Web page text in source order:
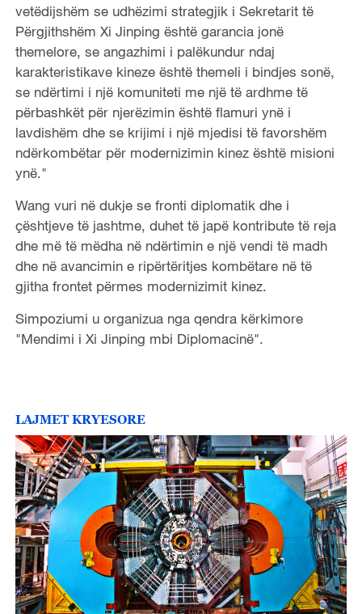
vetëdijshëm se udhëzimi strategjik i Sekretarit të
Përgjithshëm Xi Jinping është garancia jonë
themelore, se angazhimi i palëkundur ndaj
karakteristikave kineze është themeli i bindjes sonë,
se ndërtimi i një komuniteti me një të ardhme të
përbashkët për njerëzimin është flamuri ynë i
lavdishëm dhe se krijimi i një mjedisi të favorshëm
ndërkombëtar për modernizimin kinez është misioni
ynë."
Wang vuri në dukje se fronti diplomatik dhe i
çështjeve të jashtme, duhet të japë kontribute të reja
dhe më të mëdha në ndërtimin e një vendi të madh
dhe në avancimin e ripërtëritjes kombëtare në të
gjitha frontet përmes modernizimit kinez.
Simpoziumi u organizua nga qendra kërkimore
"Mendimi i Xi Jinping mbi Diplomacinë".
LAJMET KRYESORE